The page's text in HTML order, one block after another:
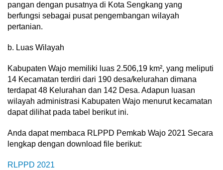
pangan dengan pusatnya di Kota Sengkang yang
berfungsi sebagai pusat pengembangan wilayah
pertanian.
b. Luas Wilayah
Kabupaten Wajo memiliki luas 2.506,19 km², yang meliputi
14 Kecamatan terdiri dari 190 desa/kelurahan dimana
terdapat 48 Kelurahan dan 142 Desa. Adapun luasan
wilayah administrasi Kabupaten Wajo menurut kecamatan
dapat dilihat pada tabel berikut ini.
Anda dapat membaca RLPPD Pemkab Wajo 2021 Secara
lengkap dengan download file berikut:
RLPPD 2021